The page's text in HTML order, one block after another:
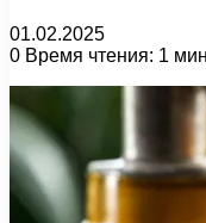
01.02.2025
0 Время чтения: 1